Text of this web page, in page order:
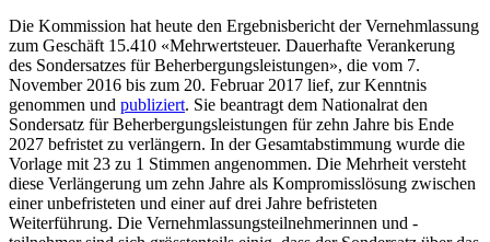
​Die Kommission hat heute den Ergebnisbericht der Vernehmlassung
zum Geschäft 15.410 «Mehrwertsteuer. Dauerhafte Verankerung
des Sondersatzes für Beherbergungsleistungen», die vom 7.
November 2016 bis zum 20. Februar 2017 lief, zur Kenntnis
genommen und publiziert. Sie beantragt dem Nationalrat den
Sondersatz für Beherbergungsleistungen für zehn Jahre bis Ende
2027 befristet zu verlängern. In der Gesamtabstimmung wurde die
Vorlage mit 23 zu 1 Stimmen angenommen. Die Mehrheit versteht
diese Verlängerung um zehn Jahre als Kompromisslösung zwischen
einer unbefristeten und einer auf drei Jahre befristeten
Weiterführung. Die Vernehmlassungsteilnehmerinnen und -